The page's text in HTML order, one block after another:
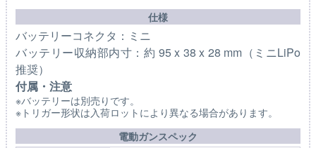
仕様
バッテリーコネクタ：ミニ
バッテリー収納部内寸：約 95 x 38 x 28 mm（ミニLiPo
推奨）
付属・注意
※バッテリーは別売りです。
※トリガー形状は入荷ロットにより異なる場合があります。
電動ガンスペック